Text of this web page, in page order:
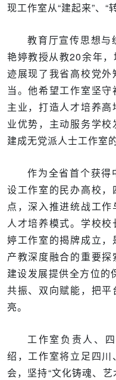
现工作室从“建起来”、“
教育厅宣传思想与
艳婷教授从教20余年
迹展现了我省高校党
当。他希望工作室坚
主业，打造人才培养
业优势，主动服务学
建成无党派人士工作室
作为全省首个获得
设工作室的民办高校
点，深入推进统战工
人才培养模式。学校
婷工作室的揭牌成立
产教深度融合的重要
建设发展提供全方位的
共振、双向赋能，把
亮。
工作室负责人、
绍，工作室将立足四
会，坚持“文化铸魂、